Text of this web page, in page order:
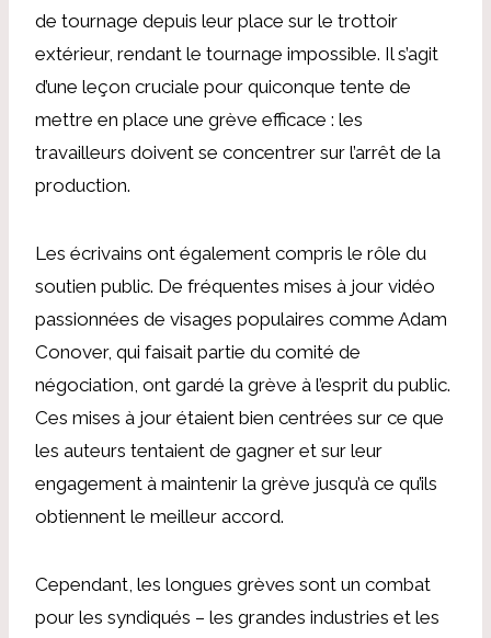
de tournage depuis leur place sur le trottoir
extérieur, rendant le tournage impossible. Il s’agit
d’une leçon cruciale pour quiconque tente de
mettre en place une grève efficace : les
travailleurs doivent se concentrer sur l’arrêt de la
production.
Les écrivains ont également compris le rôle du
soutien public. De fréquentes mises à jour vidéo
passionnées de visages populaires comme Adam
Conover, qui faisait partie du comité de
négociation, ont gardé la grève à l’esprit du public.
Ces mises à jour étaient bien centrées sur ce que
les auteurs tentaient de gagner et sur leur
engagement à maintenir la grève jusqu’à ce qu’ils
obtiennent le meilleur accord.
Cependant, les longues grèves sont un combat
pour les syndiqués – les grandes industries et les